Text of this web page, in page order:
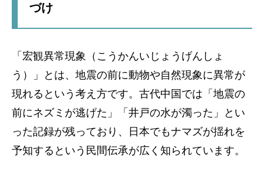
づけ
「宏観異常現象（こうかんいじょうげんしょ
う）」とは、地震の前に動物や自然現象に異常が
現れるという考え方です。古代中国では「地震の
前にネズミが逃げた」「井戸の水が濁った」とい
った記録が残っており、日本でもナマズが揺れを
予知するという民間伝承が広く知られています。